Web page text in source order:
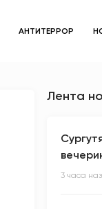
АНТИТЕРРОР
Лента
3 часа